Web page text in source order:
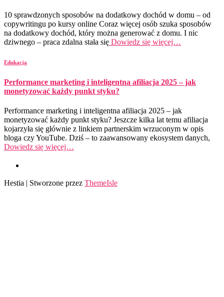
10 sprawdzonych sposobów na dodatkowy dochód w domu – od
copywritingu po kursy online Coraz więcej osób szuka sposobów
na dodatkowy dochód, który można generować z domu. I nic
dziwnego – praca zdalna stała się Dowiedz się więcej…
Edukacja
Performance marketing i inteligentna afiliacja 2025 – jak
monetyzować każdy punkt styku?
Performance marketing i inteligentna afiliacja 2025 – jak
monetyzować każdy punkt styku? Jeszcze kilka lat temu afiliacja
kojarzyła się głównie z linkiem partnerskim wrzuconym w opis
bloga czy YouTube. Dziś – to zaawansowany ekosystem danych,
Dowiedz się więcej…
Hestia | Stworzone przez ThemeIsle